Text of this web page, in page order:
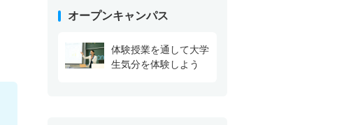
オープンキャンパス
体験授業を通して大学
生気分を体験しよう